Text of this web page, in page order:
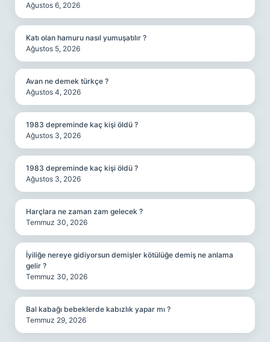
Ağustos 6, 2026
Katı olan hamuru nasıl yumuşatılır ?
Ağustos 5, 2026
Avan ne demek türkçe ?
Ağustos 4, 2026
1983 depreminde kaç kişi öldü ?
Ağustos 3, 2026
1983 depreminde kaç kişi öldü ?
Ağustos 3, 2026
Harçlara ne zaman zam gelecek ?
Temmuz 30, 2026
İyiliğe nereye gidiyorsun demişler kötülüğe demiş ne anlama
gelir ?
Temmuz 30, 2026
Bal kabağı bebeklerde kabızlık yapar mı ?
Temmuz 29, 2026